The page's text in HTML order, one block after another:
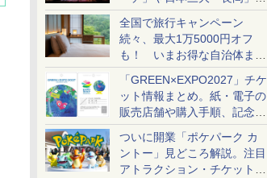
ど大型イベント目白押し！
全国で旅行キャンペーン
続々、最大1万5000円オフ
も！ いまお得な自治体まと
め
「GREEN×EXPO2027」チケ
ット情報まとめ。紙・電子の
販売店舗や購入手順、記念チ
ケットも解説
ついに開業「ポケパーク カ
ントー」見どころ解説。注目
アトラクション・チケット手